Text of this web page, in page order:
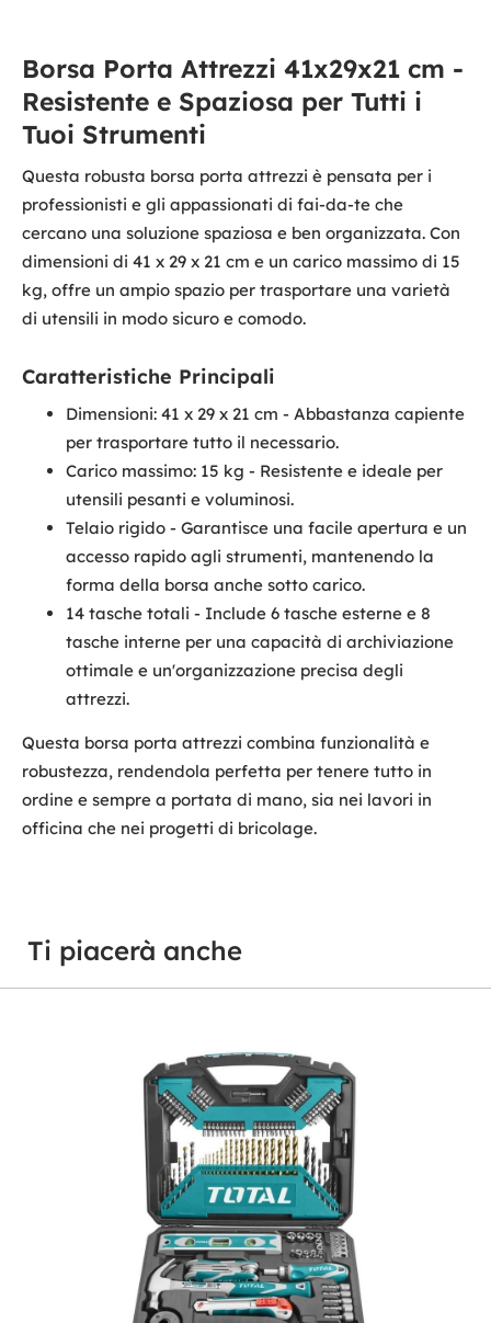
Borsa Porta Attrezzi 41x29x21 cm -
Resistente e Spaziosa per Tutti i
Tuoi Strumenti
Questa robusta borsa porta attrezzi è pensata per i
professionisti e gli appassionati di fai-da-te che
cercano una soluzione spaziosa e ben organizzata. Con
dimensioni di 41 x 29 x 21 cm e un carico massimo di 15
kg, offre un ampio spazio per trasportare una varietà
di utensili in modo sicuro e comodo.
Caratteristiche Principali
Dimensioni: 41 x 29 x 21 cm - Abbastanza capiente
per trasportare tutto il necessario.
Carico massimo: 15 kg - Resistente e ideale per
utensili pesanti e voluminosi.
Telaio rigido - Garantisce una facile apertura e un
accesso rapido agli strumenti, mantenendo la
forma della borsa anche sotto carico.
14 tasche totali - Include 6 tasche esterne e 8
tasche interne per una capacità di archiviazione
ottimale e un'organizzazione precisa degli
attrezzi.
Questa borsa porta attrezzi combina funzionalità e
robustezza, rendendola perfetta per tenere tutto in
ordine e sempre a portata di mano, sia nei lavori in
officina che nei progetti di bricolage.
Ti piacerà anche